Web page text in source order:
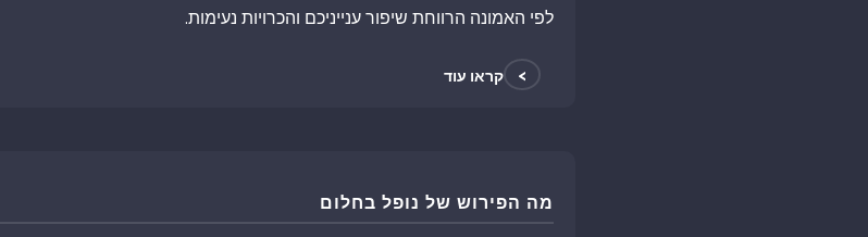
לפי האמונה הרווחת שיפור ענייניכם והכרויות נעימות.
> קראו עוד
מה הפירוש של נופל בחלום